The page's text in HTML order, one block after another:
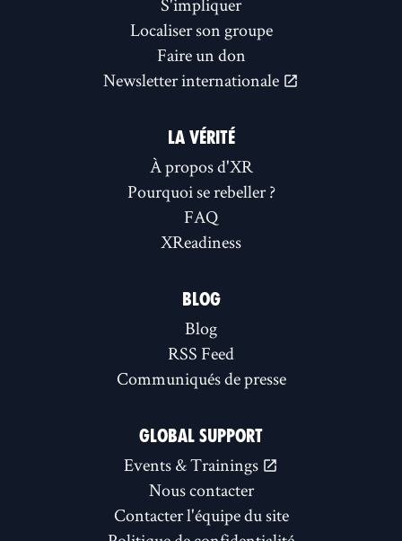
S'impliquer
Localiser son groupe
Faire un don
Newsletter internationale
LA VÉRITÉ
À propos d'XR
Pourquoi se rebeller ?
FAQ
XReadiness
BLOG
Blog
RSS Feed
Communiqués de presse
GLOBAL SUPPORT
Events & Trainings
Nous contacter
Contacter l'équipe du site